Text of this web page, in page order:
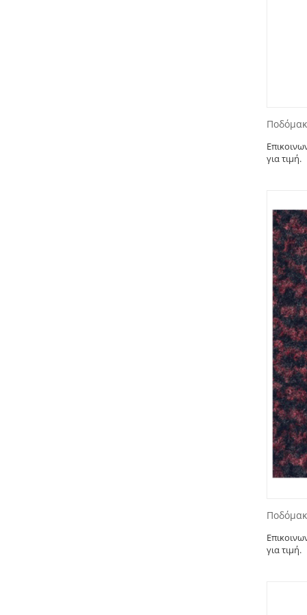
για τιμή.
για τιμή.